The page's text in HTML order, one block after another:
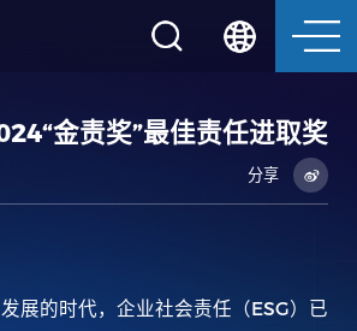
金责奖”最佳责任进取奖
分享
展的时代，企业社会责任（ESG）已